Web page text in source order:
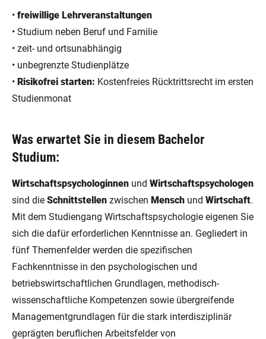
• freiwillige Lehrveranstaltungen
• Studium neben Beruf und Familie
• zeit- und ortsunabhängig
• unbegrenzte Studienplätze
• Risikofrei starten: Kostenfreies Rücktrittsrecht im ersten
Studienmonat
Was erwartet Sie in diesem Bachelor
Studium:
Wirtschaftspsychologinnen und Wirtschaftspsychologen
sind die Schnittstellen zwischen Mensch und Wirtschaft.
Mit dem Studiengang Wirtschaftspsychologie eigenen Sie
sich die dafür erforderlichen Kenntnisse an. Gegliedert in
fünf Themenfelder werden die spezifischen
Fachkenntnisse in den psychologischen und
betriebswirtschaftlichen Grundlagen, methodisch-
wissenschaftliche Kompetenzen sowie übergreifende
Managementgrundlagen für die stark interdisziplinär
geprägten beruflichen Arbeitsfelder von